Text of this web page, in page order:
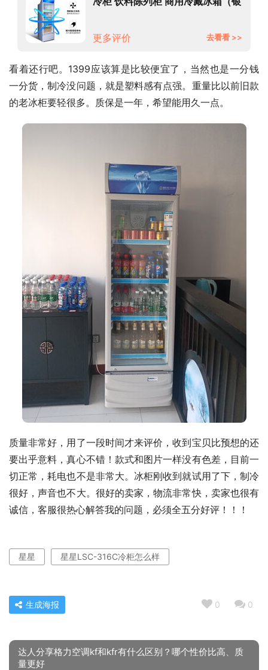
更多评价 去看看 >>
看着还行吧。1399应该算是比较便宜了，当然也是一分钱
一分货，制冷没问题，就是塑料感有点强。重量比以前旧款
的老冰柜要轻很多。质保是一年，希望能用久一点。
质量非常好，用了一段时间才来评价，收到宝贝比预想的还
要出乎意料，真心不错！款式和图片一样没有色差，目前一
切正常，耗电也不是非常大。冰柜刚收到就试用了下，制冷
很好，声音也不大。很好的卖家，物流非常快，卖家也很有
诚信，客服很热心解答我的问题，必须全五分好评！！！
星星 星星LSC-316C冷柜怎么样
0 0
生成海报
达人分享格力空调kf和kfr有什么区别？哪个性价比高、质
量更好